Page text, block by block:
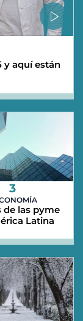
y aquí están
3
de las pyme
Latina